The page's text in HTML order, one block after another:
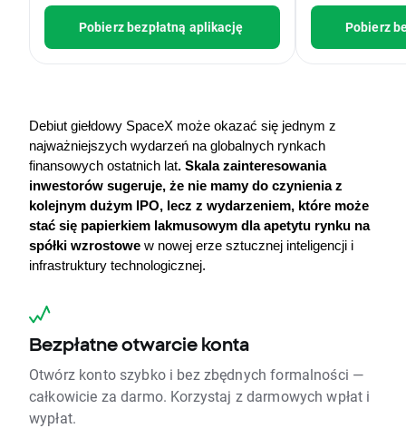
Pobierz bezpłatną aplikację Pobierz
Debiut giełdowy SpaceX może okazać się jednym z
najważniejszych wydarzeń na globalnych rynkach
finansowych ostatnich lat. Skala zainteresowania
inwestorów sugeruje, że nie mamy do czynienia z
kolejnym dużym IPO, lecz z wydarzeniem, które może
stać się papierkiem lakmusowym dla apetytu rynku na
spółki wzrostowe w nowej erze sztucznej inteligencji i
infrastruktury technologicznej.
Bezpłatne otwarcie konta
Otwórz konto szybko i bez zbędnych formalności —
całkowicie za darmo. Korzystaj z darmowych wpłat i
wypłat.